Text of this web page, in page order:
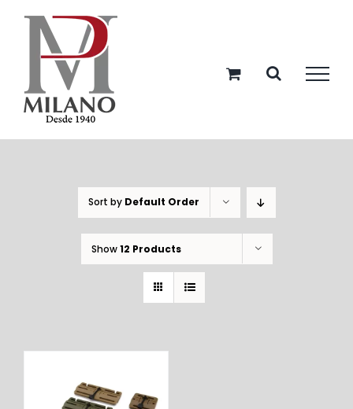
content
Sort by Default Order
Show12 Products